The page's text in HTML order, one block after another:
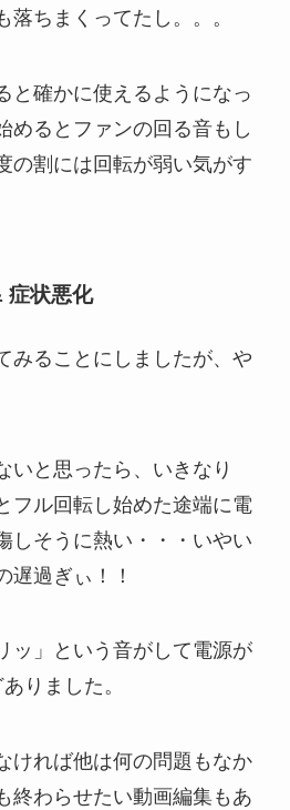
ちまくってたし。。。
と確かに使えるようになっ
めるとファンの回る音もし
の割には回転が弱い気がす
症状悪化
みることにしましたが、や
いと思ったら、いきなり
フル回転し始めた途端に電
しそうに熱い・・・いやい
遅過ぎぃ！！
ッ」という音がして電源が
りました。
ければ他は何の問題もなか
終わらせたい動画編集もあ